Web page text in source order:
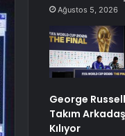
Ağustos 5, 2026
George
Takım
Kılıyor